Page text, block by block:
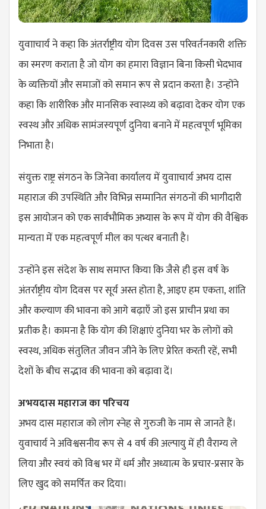
युवााचार्य ने कहा कि अंतर्राष्ट्रीय योग दिवस उस परिवर्तनकारी शक्ति
का स्मरण कराता है जो योग का हमारा विज्ञान बिना किसी भेदभाव
के व्यक्तियों और समाजों को समान रूप से प्रदान करता है। उन्होंने
कहा कि शारीरिक और मानसिक स्वास्थ्य को बढ़ावा देकर योग एक
स्वस्थ और अधिक सामंजस्यपूर्ण दुनिया बनाने में महत्वपूर्ण भूमिका
निभाता है।
संयुक्त राष्ट्र संगठन के जिनेवा कार्यालय में युवााचार्य अभय दास
महाराज की उपस्थिति और विभिन्न सम्मानित संगठनों की भागीदारी
इस आयोजन को एक सार्वभौमिक अभ्यास के रूप में योग की वैश्विक
मान्यता में एक महत्वपूर्ण मील का पत्थर बनाती है।
उन्होंने इस संदेश के साथ समाप्त किया कि जैसे ही इस वर्ष के
अंतर्राष्ट्रीय योग दिवस पर सूर्य अस्त होता है, आइए हम एकता, शांति
और कल्याण की भावना को आगे बढ़ाएँ जो इस प्राचीन प्रथा का
प्रतीक है। कामना है कि योग की शिक्षाएं दुनिया भर के लोगों को
स्वस्थ, अधिक संतुलित जीवन जीने के लिए प्रेरित करती रहें, सभी
देशों के बीच सद्भाव की भावना को बढ़ावा दें।
अभयदास महाराज का परिचय
अभय दास महाराज को लोग स्नेह से गुरुजी के नाम से जानते हैं।
युवाचार्य ने अविश्वसनीय रूप से 4 वर्ष की अल्पायु में ही वैराग्य ले
लिया और स्वयं को विश्व भर में धर्म और अध्यात्म के प्रचार-प्रसार के
लिए खुद को समर्पित कर दिया।